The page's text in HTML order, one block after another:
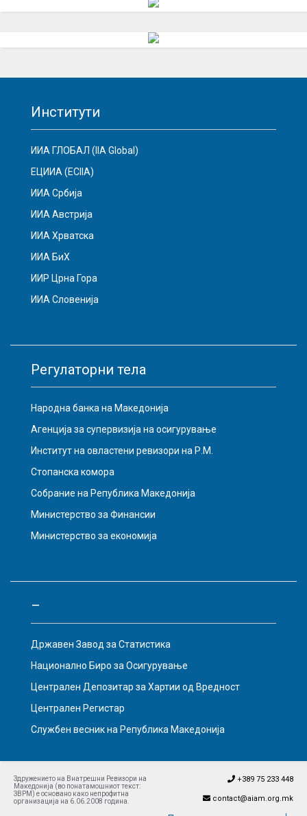
Институти
ИИА ГЛОБАЛ (IIA Global)
ЕЦИИА (ECIIA)
ИИА Србија
ИИА Австрија
ИИА Хрватска
ИИА БиХ
ИИР Црна Гора
ИИА Словенија
Регулаторни тела
Народна банка на Македонија
Агенција за супервизија на осигурување
Институт на овластени ревизори на Р.М.
Стопанска комора
Собрание на Република Македонија
Министерство за Финансии
Министерство за економија
–
Државен Завод за Статистика
Национално Биро за Осигурување
Централен Депозитар за Хартии од Вредност
Централен Регистар
Службен весник на Република Македонија
Здружението на Внатрешни Ревизори на
Македонија (во понатамошниот текст:
ЗВРМ) е основано како непрофитна
организација на 6.06.2008 година.
+389 75 233 448
contact@aiam.org.mk